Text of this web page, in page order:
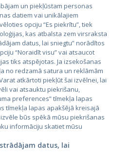
un piekļūstam personas
datiem vai unikālajiem
opciju “Es piekrītu”, tiek
kas atbalsta zem virsraksta
datus, lai sniegtu” norādītos
“Noraidīt visu” vai atsaucot
tiks atspējotas. Ja izsekošanas
no redzamā satura un reklāmām
atkārtoti piekļūt šai izvēlnei, lai
vai atsauktu piekrišanu,
preferences” tīmekļa lapas
tīmekļa lapas apakšējā kreisajā
būs spēkā mūsu piekrišanas
informāciju skatiet mūsu
datus, lai